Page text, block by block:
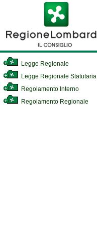
Legge Regionale
Legge Regionale Statutaria
Regolamento Interno
Regolamento Regionale